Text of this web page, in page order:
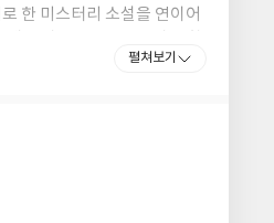
한 미스터리 소설을 연이어
트릭 등의 촘촘하고 탄탄한
펼쳐보기